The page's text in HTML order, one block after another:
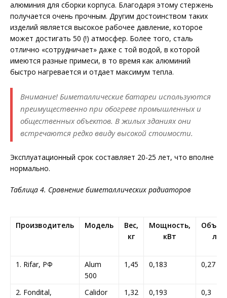
алюминия для сборки корпуса. Благодаря этому стержень
получается очень прочным. Другим достоинством таких
изделий является высокое рабочее давление, которое
может достигать 50 (!) атмосфер. Более того, сталь
отлично «сотрудничает» даже с той водой, в которой
имеются разные примеси, в то время как алюминий
быстро нагревается и отдает максимум тепла.
Внимание! Биметаллические батареи используются
преимущественно при обогреве промышленных и
общественных объектов. В жилых зданиях они
встречаются редко ввиду высокой стоимости.
Эксплуатационный срок составляет 20-25 лет, что вполне
нормально.
Таблица 4. Сравнение биметаллических радиаторов
Производитель Модель
Вес,
кг
Мощность,
кВт
л
1. Rifar, РФ
Alum
500
1,45 0,183 0,27
2. Fondital,
Calidor
1,32 0,193 0,3